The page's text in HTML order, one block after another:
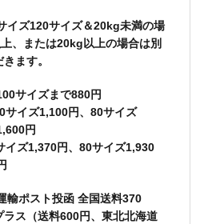
イズ120サイズ＆20kg未満の場
、または20kg以上の場合は別
ます。
サイズまで880円
サイズ1,100円、80サイズ
円
イズ1,370円、80サイズ1,930
輸ポスト投函 全国送料370
ラス（送料600円、東北北海道